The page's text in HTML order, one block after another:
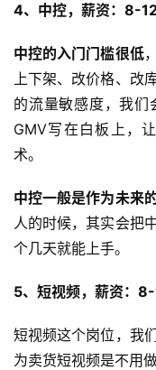
4、中控，薪资：8-
中控的入门门槛很低
上下架、改价格、改
的流量敏感度，我们
GMV写在白板上，
术。
中控一般是作为未来
人的时候，其实会把
个几天就能上手。
5、短视频，薪资：
短视频这个岗位，我
为卖货短视频是不用